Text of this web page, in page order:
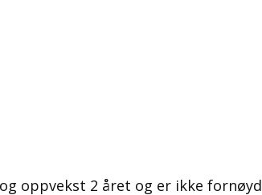
oppvekst 2 året og er ikke